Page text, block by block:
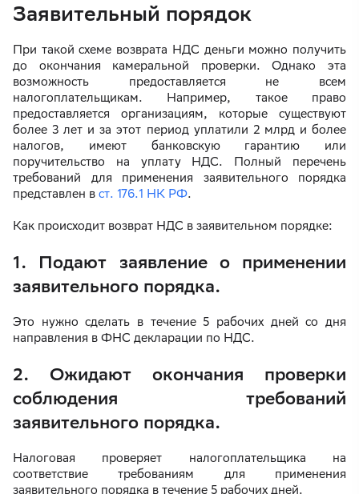
Заявительный порядок
При такой схеме возврата НДС деньги можно получить
до окончания камеральной проверки. Однако эта
возможность предоставляется не всем
налогоплательщикам. Например, такое право
предоставляется организациям, которые существуют
более 3 лет и за этот период уплатили 2 млрд и более
налогов, имеют банковскую гарантию или
поручительство на уплату НДС. Полный перечень
требований для применения заявительного порядка
представлен в ст. 176.1 НК РФ.
Как происходит возврат НДС в заявительном порядке:
1. Подают заявление о применении
заявительного порядка.
Это нужно сделать в течение 5 рабочих дней со дня
направления в ФНС декларации по НДС.
2. Ожидают окончания проверки
соблюдения требований
заявительного порядка.
Налоговая проверяет налогоплательщика на
соответствие требованиям для применения
заявительного порядка в течение 5 рабочих дней.